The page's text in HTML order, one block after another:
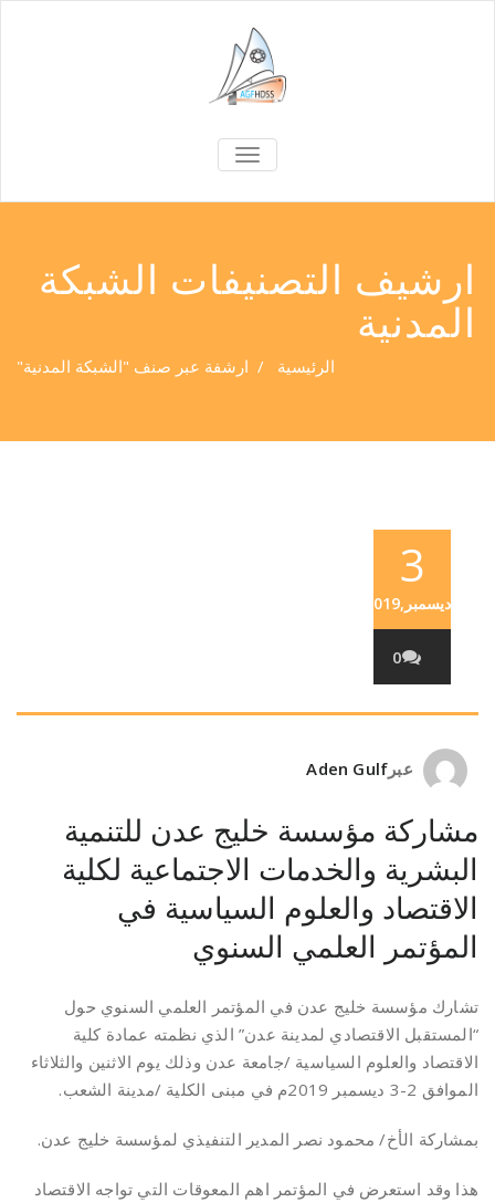
TOGGLE
NAVIGATION
ارشيف التصنيفات الشبكة
المدنية
الرئيسية / ارشفة عبر صنف "الشبكة المدنية"
3
ديسمبر,2019
0
عبر Aden Gulf
مشاركة مؤسسة خليج عدن للتنمية
البشرية والخدمات الاجتماعية لكلية
الاقتصاد والعلوم السياسية في
المؤتمر العلمي السنوي
تشارك مؤسسة خليج عدن في المؤتمر العلمي السنوي حول
“المستقبل الاقتصادي لمدينة عدن” الذي نظمته عمادة كلية
الاقتصاد والعلوم السياسية /جامعة عدن وذلك يوم الاثنين والثلاثاء
الموافق 2-3 ديسمبر 2019م في مبنى الكلية /مدينة الشعب.
بمشاركة الأخ/ محمود نصر المدير التنفيذي لمؤسسة خليج عدن.
هذا وقد استعرض في المؤتمر اهم المعوقات التي تواجه الاقتصاد